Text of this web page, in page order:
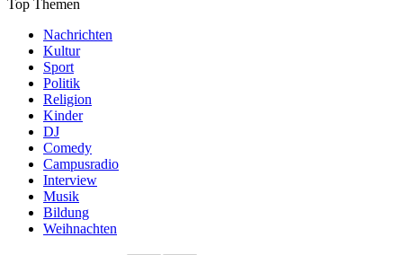
Top Themen
Nachrichten
Kultur
Sport
Politik
Religion
Kinder
DJ
Comedy
Campusradio
Interview
Musik
Bildung
Weihnachten